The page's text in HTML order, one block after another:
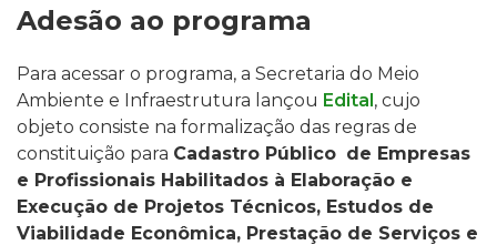
Adesão ao programa
Para acessar o programa, a Secretaria do Meio
Ambiente e Infraestrutura lançou Edital, cujo
objeto consiste na formalização das regras de
constituição para Cadastro Público de Empresas
e Profissionais Habilitados à Elaboração e
Execução de Projetos Técnicos, Estudos de
Viabilidade Econômica, Prestação de Serviços e